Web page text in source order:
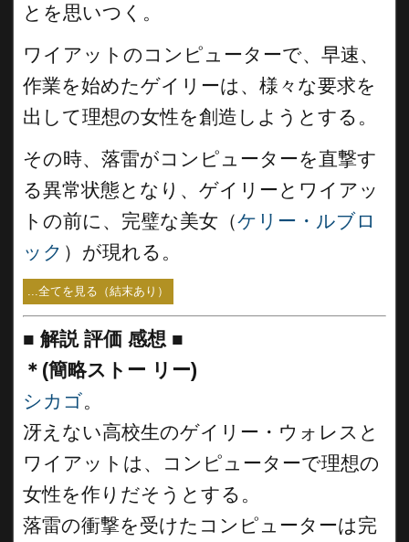
とを思いつく。
ワイアットのコンピューターで、早速、
作業を始めたゲイリーは、様々な要求を
出して理想の女性を創造しようとする。
その時、落雷がコンピューターを直撃す
る異常状態となり、ゲイリーとワイアッ
トの前に、完璧な美女（ケリー・ルブロ
ック ）が現れる。
...全てを見る（結末あり）
■ 解説 評価 感想 ■
＊(簡略ストー リー)
シカゴ。
冴えない高校生のゲイリー・ウォレスと
ワイアットは、コンピューターで理想の
女性を作りだそうとする。
落雷の衝撃を受けたコンピューターは完